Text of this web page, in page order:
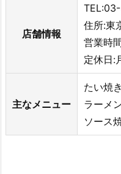
店舗情報
住所:東
営業時
定休日:
主なメニュー
たい焼
ラーメ
ソース